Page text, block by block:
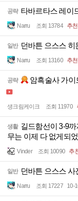
공략 타바르타스 레이
Narru 조회 13784 추
일반 던바튼 으스스 히
Narru 조회 13160 추
공략 암흑술사 가이
생크림케이크 조회 11970
생활 길드함선이 3-9
무는 이제 다 없게되
Vinder 조회 10090 추
일반 던바튼 으스스
Narru 조회 17227 10-